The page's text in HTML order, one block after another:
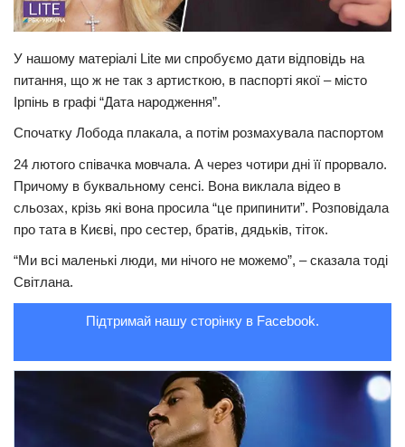
Історії
Привітання
Здоров’я
Події
Кримінал
Трагедії
Суспільство
Культура
У нашому матеріалі Lite ми спробуємо дати відповідь на
питання, що ж не так з артисткою, в паспорті якої – місто
Ірпінь в графі “Дата народження”.
Спочатку Лобода плакала, а потім розмахувала паспортом
24 лютого співачка мовчала. А через чотири дні її прорвало.
Причому в буквальному сенсі. Вона виклала відео в
сльозах, крізь які вона просила “це припинити”. Розповідала
про тата в Києві, про сестер, братів, дядьків, тіток.
“Ми всі маленькі люди, ми нічого не можемо”, – сказала тоді
Світлана.
Підтримай нашу сторінку в Facebook.